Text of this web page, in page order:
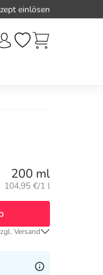
einlösen
200 ml
Grundpreis:
104,95 €/1 l
Versand